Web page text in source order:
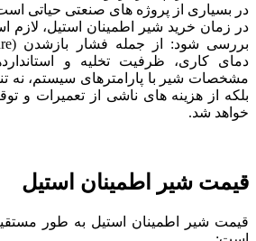
در بسیاری از پروژه‌ های صنعتی حیاتی
در زمان خرید شیر اطمینان استیل،
دمای کاری، ظرفیت تخلیه و
مشخصات شیر با پارامترهای سیستم، نه
بلکه از هزینه ‌های ناشی از تعمیرات و
خواهد شد.
قیمت شیر اطمینان استیل
قیمت شیر اطمینان استیل به ‌طور